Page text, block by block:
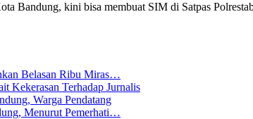
Bandung, kini bisa membuat SIM di Satpas
Belasan Ribu Miras…
Kekerasan Terhadap Jurnalis
Warga Pendatang
Menurut Pemerhati…